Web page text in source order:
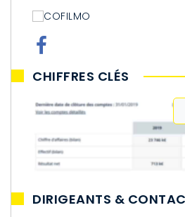
CHIFFRES CLÉS
DIRIGEANTS &